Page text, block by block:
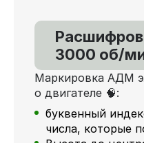
3000 об/
Маркировка АДМ
о двигателе 🧠:
буквенный
числа, которые